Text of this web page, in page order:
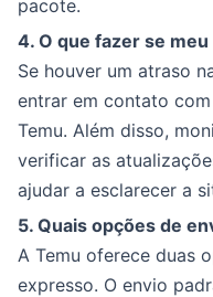
pacote.
4. O que fazer se
Se houver um atraso
entrar em contato
Temu. Além disso,
verificar as
ajudar a esclarecer a
5. Quais opções de
A Temu oferece duas
expresso. O envio